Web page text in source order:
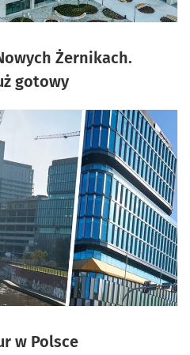
Żernikach.
gotowy
w Polsce